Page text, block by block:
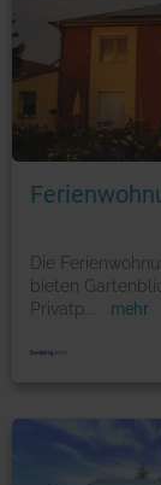
Die
bieten
Privatp
mehr